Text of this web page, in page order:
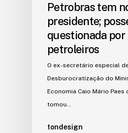
Petrobras tem
presidente;
questionada por
petroleiros
O ex-secretário especial
Desburocratização do
Economia Caio Mário Paes
tomou…
tondesign